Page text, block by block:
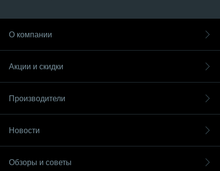
О компании
Акции и скидки
Производители
Новости
Обзоры и советы